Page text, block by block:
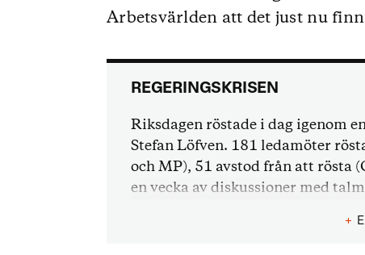
Arbetsvärlden att det just nu
REGERINGSKRISEN
Riksdagen röstade i dag igenom
Stefan Löfven. 181 ledamöter
och MP), 51 avstod från att rösta
en vecka av diskussioner med
+